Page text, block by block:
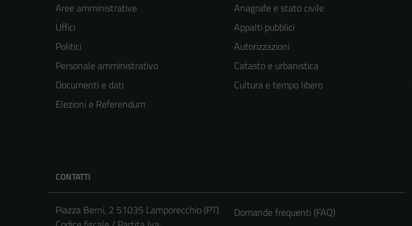
Aree amministrative
Uffici
Politici
Personale amministrativo
Documenti e dati
Elezioni e Referendum
Anagrafe e stato civile
Appalti pubblici
Autorizzazioni
Catasto e urbanistica
Cultura e tempo libero
CONTATTI
Piazza Berni, 2 51035 Lamporecchio (PT)
Domande frequenti (FAQ)